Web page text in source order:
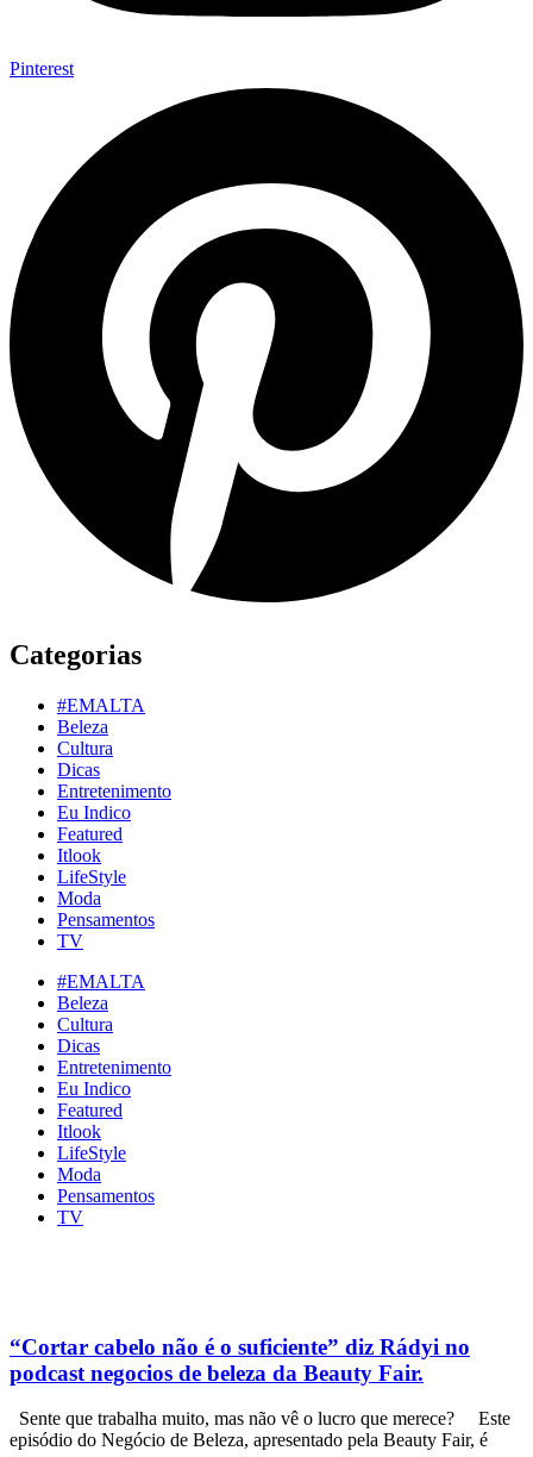
Pinterest
Categorias
#EMALTA
Beleza
Cultura
Dicas
Entretenimento
Eu Indico
Featured
Itlook
LifeStyle
Moda
Pensamentos
TV
#EMALTA
Beleza
Cultura
Dicas
Entretenimento
Eu Indico
Featured
Itlook
LifeStyle
Moda
Pensamentos
TV
“Cortar cabelo não é o suficiente” diz Rádyi no
podcast negocios de beleza da Beauty Fair.
Sente que trabalha muito, mas não vê o lucro que merece? Este
episódio do Negócio de Beleza, apresentado pela Beauty Fair, é